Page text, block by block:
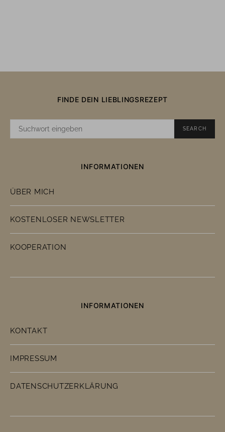
FINDE DEIN LIEBLINGSREZEPT
SUCHE
SEARCH
INFORMATIONEN
ÜBER MICH
KOSTENLOSER NEWSLETTER
KOOPERATION
INFORMATIONEN
KONTAKT
IMPRESSUM
DATENSCHUTZERKLÄRUNG